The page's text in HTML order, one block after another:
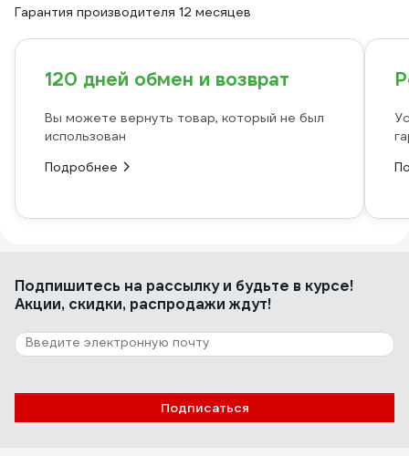
Гарантия производителя 12 месяцев
120 дней обмен и возврат
Вы можете вернуть товар, который не был
использован
Подробнее
Подпишитесь на рассылкуи будьте в курсе!
Акции, скидки, распродажи ждут!
Подписаться